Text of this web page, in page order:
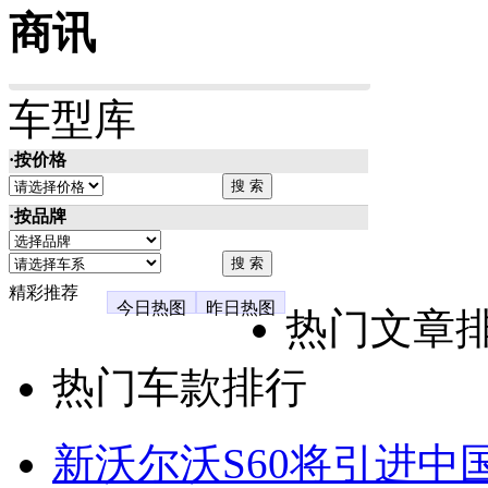
商讯
车型库
·按价格
·按品牌
精彩推荐
今日热图
昨日热图
热门文章
热门车款排行
新沃尔沃S60将引进中